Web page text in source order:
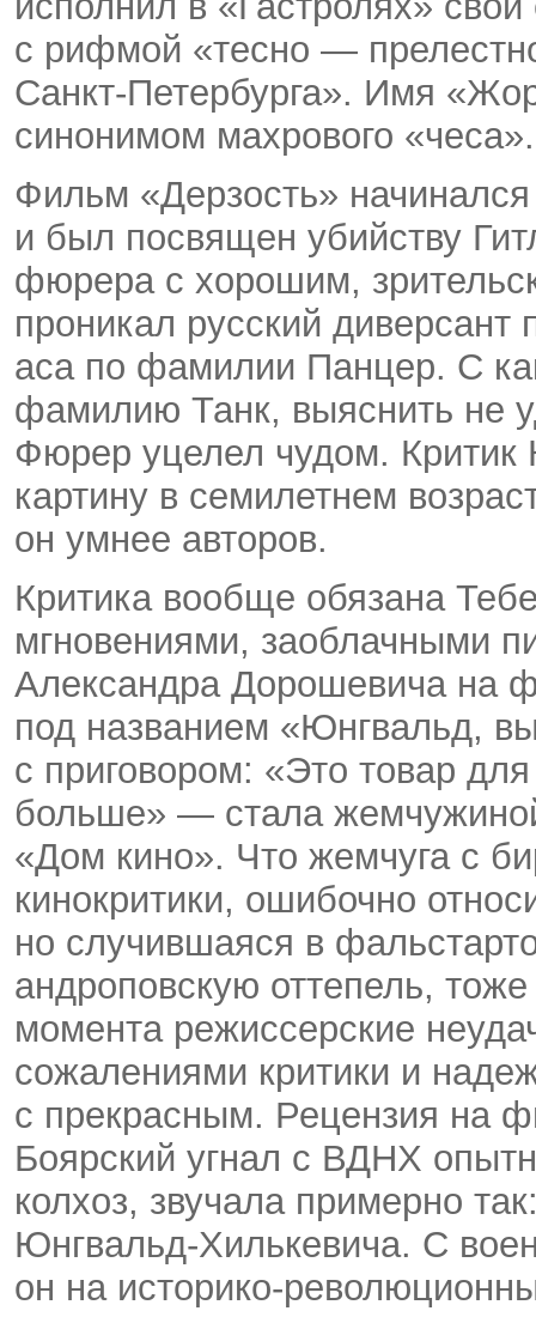
с рифмой «тесно —
Санкт-Петербурга». Имя
синонимом махрового «чеса».
Фильм «Дерзость»
и был посвящен убийству
фюрера с хорошим,
проникал русский диверсант
аса по фамилии Панцер. С
фамилию Танк, выяснить не
Фюрер уцелел чудом. Критик
картину в семилетнем
он умнее авторов.
Критика вообще обязана
мгновениями, заоблачными
Александра Дорошевича на
под названием «Юнгвальд,
с приговором: «Это товар
больше» — стала жемчужиной
«Дом кино». Что жемчуга с
кинокритики, ошибочно
но случившаяся в
андроповскую оттепель,
момента режиссерские
сожалениями критики и
с прекрасным. Рецензия на
Боярский угнал с ВДНХ
колхоз, звучала примерно
Юнгвальд-Хилькевича. С
он на историко-